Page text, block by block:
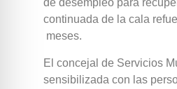
de desempleo para
continuada de la cala
meses.
El concejal de Servicios
sensibilizada con las